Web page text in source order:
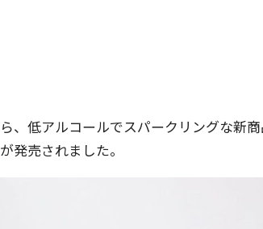
、低アルコールでスパークリングな新
が発売されました。